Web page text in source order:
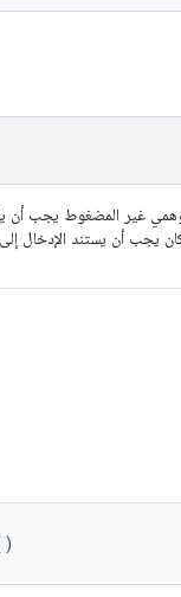
غير المضغوط يجب أن
يجب أن يستند الإدخال